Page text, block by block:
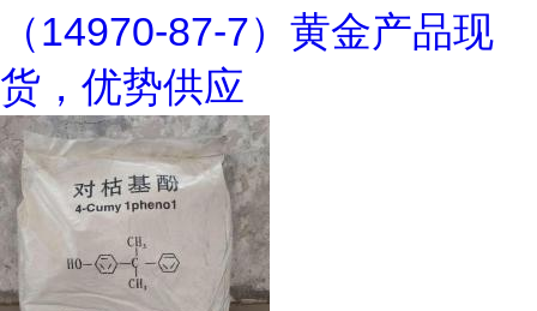
（14970-87-7）黄金产品现
货，优势供应